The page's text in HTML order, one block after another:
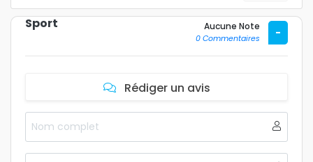
Sport Aucune Note
0 Commentaires -
Rédiger un avis